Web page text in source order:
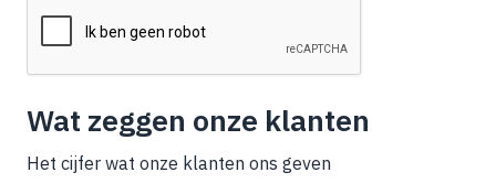
Wat zeggen onze klanten
Het cijfer wat onze klanten ons geven